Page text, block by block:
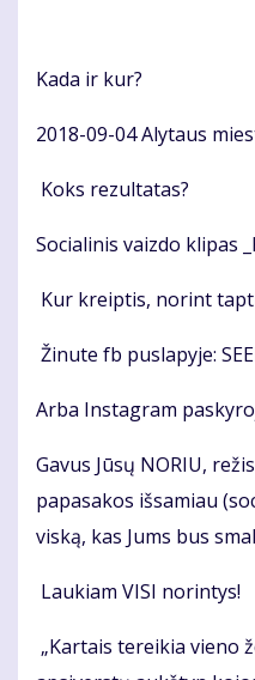
Kada ir kur?
2018-09-04 Alytaus
Koks rezultatas?
Socialinis vaizdo klipas
Kur kreiptis, norint
Žinute fb puslapyje:
Arba Instagram
Gavus Jūsų NORIU,
papasakos išsamiau
viską, kas Jums bus
Laukiam VISI norintys!
„Kartais tereikia vieno